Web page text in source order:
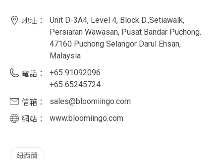
地址：
Unit D-3A4, Level 4, Block D.,Setiawalk,
Persiaran Wawasan, Pusat Bandar Puchong.
47160 Puchong Selangor Darul Ehsan,
Malaysia
電話：
+65 91092096
+65 65245724
信箱：
sales@bloomiingo.com
網站：
www.bloomiingo.com
紐西蘭